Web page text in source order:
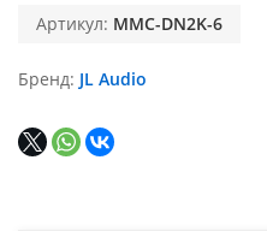
Артикул: MMC-DN2K-6
Бренд JL Audio